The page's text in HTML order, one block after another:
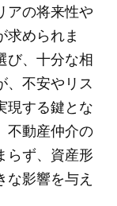
アの将来性や
求められま
び、十分な相
、不安やリス
現する鍵とな
不動産仲介の
らず、資産形
影響を与え